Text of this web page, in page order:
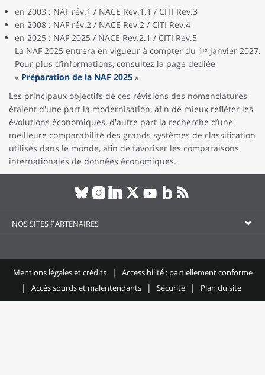
en 2003 : NAF rév.1 / NACE Rev.1.1 / CITI Rev.3
en 2008 : NAF rév.2 / NACE Rev.2 / CITI Rev.4
en 2025 : NAF 2025 / NACE Rev.2.1 / CITI Rev.5
La NAF 2025 entrera en vigueur à compter du 1ᵉʳ janvier 2027.
Pour plus d’informations, consultez la page dédiée
« Préparation de la NAF 2025 »
Les principaux objectifs de ces révisions des nomenclatures
étaient d'une part la modernisation, afin de mieux refléter les
évolutions économiques, d'autre part la recherche d’une
meilleure comparabilité des grands systèmes de classification
utilisés dans le monde, afin de favoriser les comparaisons
internationales de données économiques.
NOS SITES PARTENAIRES
Mentions légales et crédits
Accessibilité : partiellement conforme
Accès sourds et malentendants
Sécurité Plan du site